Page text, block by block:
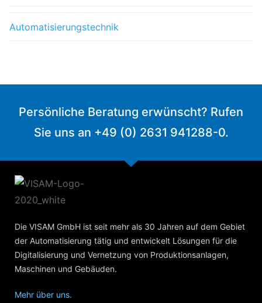
Automatisierungstechnik
Persönliche Beratung erwünscht? Rufen
Sie uns an +49 (0) 2631 941288-0.
Die VISAM GmbH ist seit mehr als 30 Jahren auf dem Gebiet
der Automatisierung tätig und entwickelt Lösungen für die
Digitalisierung und Vernetzung von Produktionsanlagen,
Maschinen und Gebäuden.
Mehr über uns.